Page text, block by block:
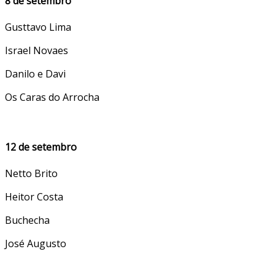
Gusttavo Lima
Israel Novaes
Danilo e Davi
Os Caras do Arrocha
12 de setembro
Netto Brito
Heitor Costa
Buchecha
José Augusto